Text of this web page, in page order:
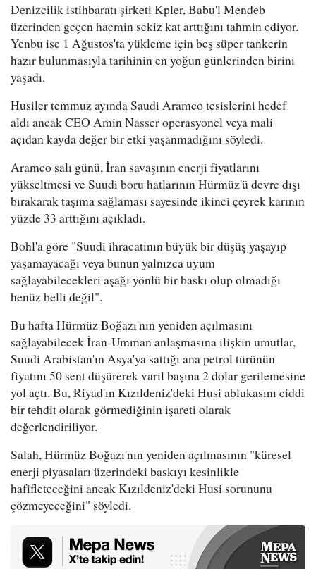
Denizcilik istihbaratı şirketi Kpler, Babu'l Mendeb
üzerinden geçen hacmin sekiz kat arttığını tahmin ediyor.
Yenbu ise 1 Ağustos'ta yükleme için beş süper tankerin
hazır bulunmasıyla tarihinin en yoğun günlerinden birini
yaşadı.
Husiler temmuz ayında Saudi Aramco tesislerini hedef
aldı ancak CEO Amin Nasser operasyonel veya mali
açıdan kayda değer bir etki yaşanmadığını söyledi.
Aramco salı günü, İran savaşının enerji fiyatlarını
yükseltmesi ve Suudi boru hatlarının Hürmüz'ü devre dışı
bırakarak taşıma sağlaması sayesinde ikinci çeyrek karının
yüzde 33 arttığını açıkladı.
Bohl'a göre "Suudi ihracatının büyük bir düşüş yaşayıp
yaşamayacağı veya bunun yalnızca uyum
sağlayabilecekleri aşağı yönlü bir baskı olup olmadığı
henüz belli değil".
Bu hafta Hürmüz Boğazı'nın yeniden açılmasını
sağlayabilecek İran-Umman anlaşmasına ilişkin umutlar,
Suudi Arabistan'ın Asya'ya sattığı ana petrol türünün
fiyatını 50 sent düşürerek varil başına 2 dolar gerilemesine
yol açtı. Bu, Riyad'ın Kızıldeniz'deki Husi ablukasını ciddi
bir tehdit olarak görmediğinin işareti olarak
değerlendiriliyor.
Salah, Hürmüz Boğazı'nın yeniden açılmasının "küresel
enerji piyasaları üzerindeki baskıyı kesinlikle
hafifleteceğini ancak Kızıldeniz'deki Husi sorununu
çözmeyeceğini" söyledi.